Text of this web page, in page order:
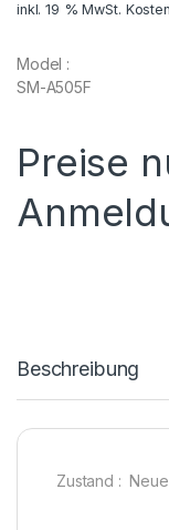
inkl. 19 % MwSt.
Model :
SM-A505F
Preise
Beschreibung
Zustand :